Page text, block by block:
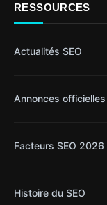
RESSOURCES
Actualités SEO
Annonces officielles
Facteurs SEO 2026
Histoire du SEO